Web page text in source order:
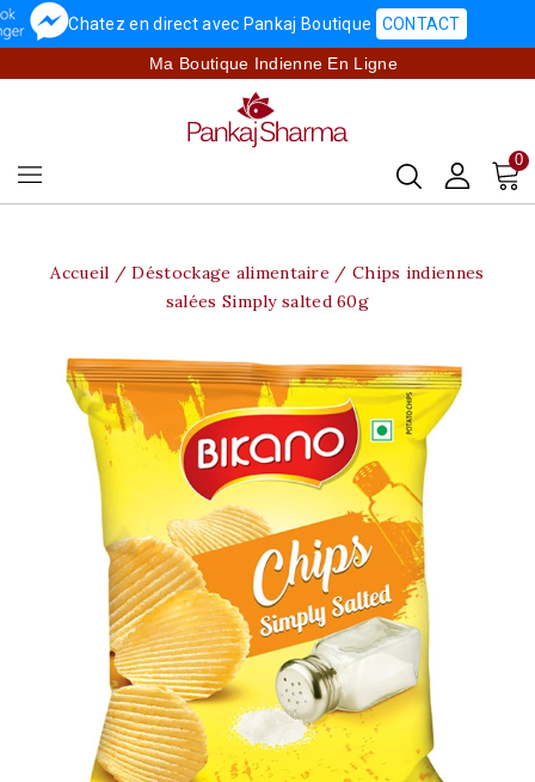
Chatez en direct avec Pankaj Boutique CONTACT
Ma Boutique Indienne En Ligne
0
Accueil Déstockage alimentaire
Chips indiennes
salées Simply salted 60g